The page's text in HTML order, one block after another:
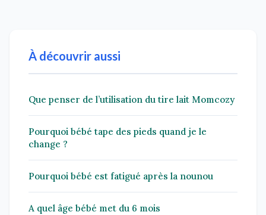
À découvrir aussi
Que penser de l’utilisation du tire lait Momcozy
Pourquoi bébé tape des pieds quand je le
change ?
Pourquoi bébé est fatigué après la nounou
A quel âge bébé met du 6 mois